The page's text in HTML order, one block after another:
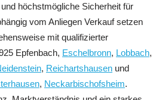
höchstmögliche Sicherheit für
vom Anliegen Verkauf setzen
mit qualifizierter
Epfenbach, Eschelbronn, Lobbach,
, Reichartshausen und
, Neckarbischofsheim.